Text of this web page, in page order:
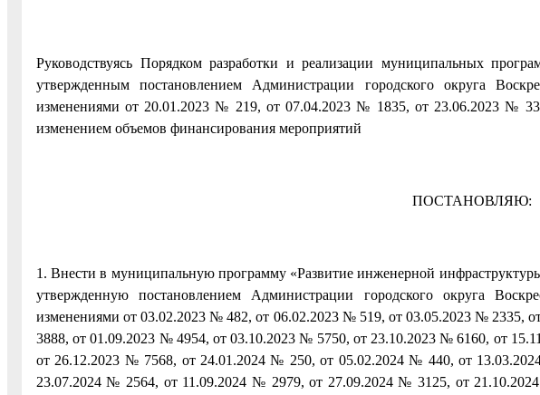
Руководствуясь Порядком разработки и реализации муниципальных
утвержденным постановлением Администрации городского округа
изменениями от 20.01.2023 № 219, от 07.04.2023 № 1835, от 23.06.2023 №
изменением объемов финансирования мероприятий
ПОСТАНОВЛЯЮ:
1. Внести в муниципальную программу «Развитие инженерной
утвержденную постановлением Администрации городского округа
изменениями от 03.02.2023 № 482, от 06.02.2023 № 519, от 03.05.2023 № 2335,
3888, от 01.09.2023 № 4954, от 03.10.2023 № 5750, от 23.10.2023 № 6160, от
от 26.12.2023 № 7568, от 24.01.2024 № 250, от 05.02.2024 № 440, от
23.07.2024 № 2564, от 11.09.2024 № 2979, от 27.09.2024 № 3125, от